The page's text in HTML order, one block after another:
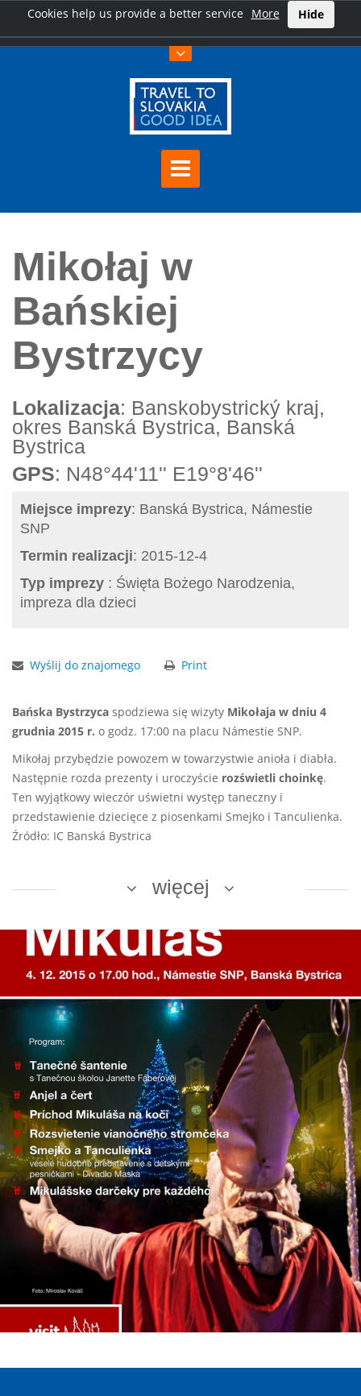
Cookies help us provide a better service More Hide
Mikołaj w Bańskiej Bystrzycy
Mikołaj w
Bańskiej
Bystrzycy
Lokalizacja: Banskobystrický kraj,
okres Banská Bystrica, Banská
Bystrica
GPS: N48°44'11'' E19°8'46''
Miejsce imprezy: Banská Bystrica, Námestie
SNP
Termin realizacji: 2015-12-4
Typ imprezy : Święta Bożego Narodzenia,
impreza dla dzieci
Wyślij do znajomego Print
Bańska Bystrzyca spodziewa się wizyty Mikołaja w dniu 4
grudnia 2015 r. o godz. 17:00 na placu Námestie SNP.
Mikołaj przybędzie powozem w towarzystwie anioła i diabła.
Następnie rozda prezenty i uroczyście rozświetli choinkę.
Ten wyjątkowy wieczór uświetni występ taneczny i
przedstawienie dziecięce z piosenkami Smejko i Tanculienka.
Źródło: IC Banská Bystrica
więcej